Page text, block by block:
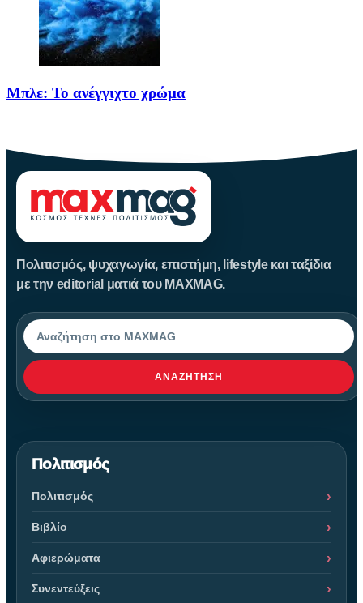
Μπλε: Το ανέγγιχτο χρώμα
Πολιτισμός, ψυχαγωγία, επιστήμη, lifestyle και ταξίδια
με την editorial ματιά του MAXMAG.
Αναζήτηση
ΑΝΑΖΉΤΗΣΗ
Πολιτισμός
Πολιτισμός
Βιβλίο
Αφιερώματα
Συνεντεύξεις